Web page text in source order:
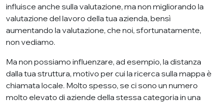
influisce anche sulla valutazione, ma non migliorando la
valutazione del lavoro della tua azienda, bensì
aumentando la valutazione, che noi, sfortunatamente,
non vediamo.
Ma non possiamo influenzare, ad esempio, la distanza
dalla tua struttura, motivo per cui la ricerca sulla mappa è
chiamata locale. Molto spesso, se ci sono un numero
molto elevato di aziende della stessa categoria in una